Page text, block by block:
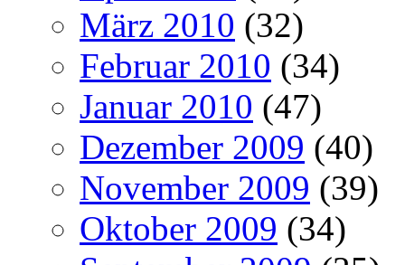
März 2010 (32)
Februar 2010 (34)
Januar 2010 (47)
Dezember 2009 (40)
November 2009 (39)
Oktober 2009 (34)